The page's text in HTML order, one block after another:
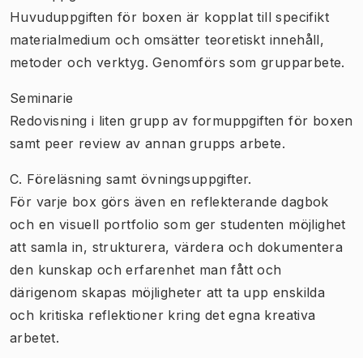
Huvuduppgiften för boxen är kopplat till specifikt
materialmedium och omsätter teoretiskt innehåll,
metoder och verktyg. Genomförs som grupparbete.
Seminarie
Redovisning i liten grupp av formuppgiften för boxen
samt peer review av annan grupps arbete.
C. Föreläsning samt övningsuppgifter.
För varje box görs även en reflekterande dagbok
och en visuell portfolio som ger studenten möjlighet
att samla in, strukturera, värdera och dokumentera
den kunskap och erfarenhet man fått och
därigenom skapas möjligheter att ta upp enskilda
och kritiska reflektioner kring det egna kreativa
arbetet.